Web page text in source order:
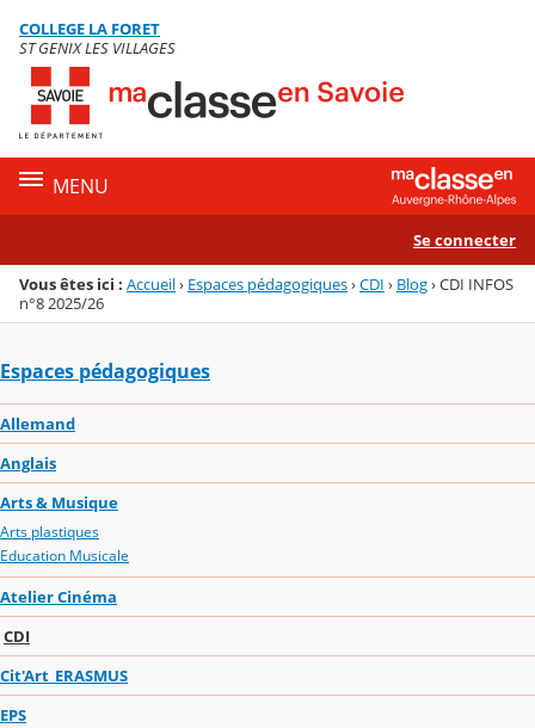
Menu de la rubrique
Contenu
COLLEGE LA FORET
ST GENIX LES VILLAGES
MENU
Se connecter
Vous êtes ici : Accueil› Espaces pédagogiques›CDI › Blog›CDI INFOS
n°8 2025/26
Espaces pédagogiques
Allemand
Anglais
Arts & Musique
Arts plastiques
Education Musicale
Atelier Cinéma
CDI
Cit'Art_ERASMUS
EPS